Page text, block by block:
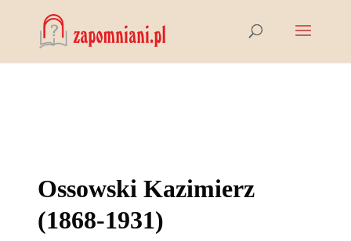
Ossowski Kazimierz
(1868-1931)